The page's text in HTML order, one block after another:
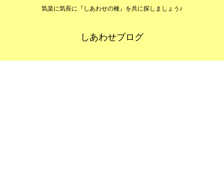
気楽に気長に『しあわせの種』を共に探しましょう♪
しあわせブログ